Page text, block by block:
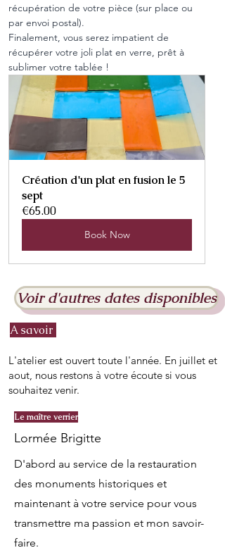
récupération de votre pièce (sur place ou
par envoi postal).
Finalement, vous serez impatient de
récupérer votre joli plat en verre, prêt à
sublimer votre tablée !
Création d'un plat en fusion le 5
sept
€65.00
Book Now
Voir d'autres dates disponibles
A savoir
L'atelier est ouvert toute l'année. En juillet et
aout, nous restons à votre écoute si vous
souhaitez venir.
Le maître verrier
Lormée Brigitte
D'abord au service de la restauration
des monuments historiques et
maintenant à votre service pour vous
transmettre ma passion et mon savoir-
faire.